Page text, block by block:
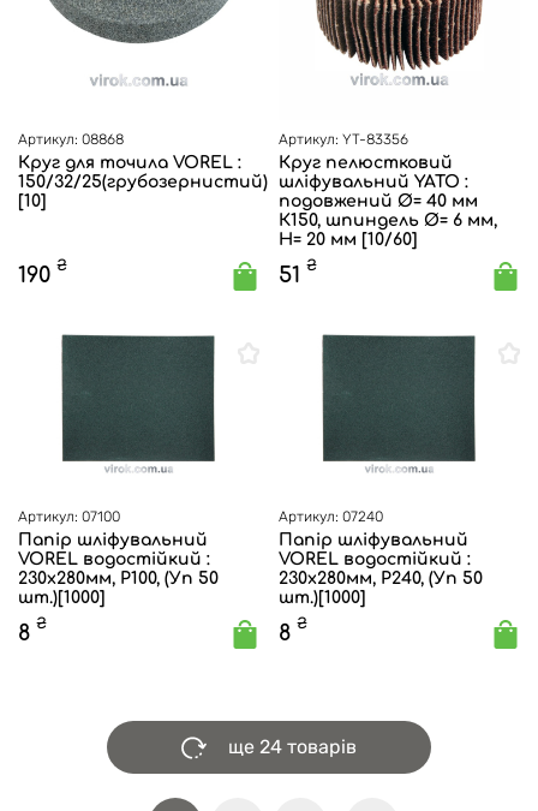
Артикул: 08868
Круг для точила VOREL :
150/32/25(грубозернистий)
[10]
190 ₴
Артикул: YT-83356
Круг пелюстковий
шліфувальний YATO :
подовжений Ø= 40 мм
К150, шпиндель Ø= 6 мм,
H= 20 мм [10/60]
51 ₴
Артикул: 07100
Папір шліфувальний
VOREL водостійкий :
230x280мм, P100, (Уп 50
шт.)[1000]
8 ₴
Артикул: 07240
Папір шліфувальний
VOREL водостійкий :
230x280мм, P240, (Уп 50
шт.)[1000]
8 ₴
ще 24 товарів